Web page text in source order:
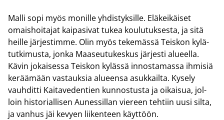
Malli sopi myös mo­nil­le yh­dis­tyk­sil­le. Elä­kei­käi­set
omais­hoi­ta­jat kai­pa­si­vat tukea kou­lu­tuk­ses­ta, ja sitä
heil­le jär­jes­tim­me. Olin myös te­ke­mäs­sä Teis­kon ky­lä­
tut­ki­mus­ta, jonka Maa­seu­tu­kes­kus jär­jes­ti alu­eel­la.
Kävin jo­kai­ses­sa Teis­kon ky­läs­sä in­nos­ta­mas­sa ih­mi­siä
ke­rää­mään vas­tauk­sia alu­een­sa asuk­kail­ta. Ky­se­ly
vauh­dit­ti Kai­ta­ve­den­tien kun­nos­tus­ta ja oi­kai­sua, jol­
loin his­to­rial­li­sen Au­nes­sil­lan vie­reen teh­tiin uusi silta,
ja van­hus jäi ke­vyen lii­ken­teen käyt­töön.